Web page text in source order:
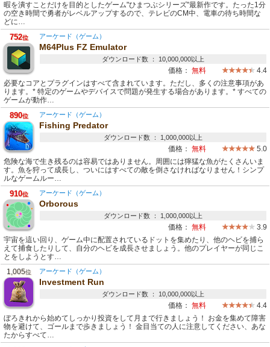
暇を潰すことだけを目的としたゲーム"ひまつぶシリーズ"最新作です。たった1分
の空き時間で勇者がレベルアップするので、テレビのCM中、電車の待ち時間な
どに…
752位 アーケード（ゲーム）
M64Plus FZ Emulator
ダウンロード数 ： 10,000,000以上
価格： 無料
4.4
必要なコアとプラグインはすべて含まれています。ただし、多くの注意事項があ
ります。* 特定のゲームやデバイスで問題が発生する場合があります。* すべての
ゲームが動作…
890位 アーケード（ゲーム）
Fishing Predator
ダウンロード数 ： 1,000,000以上
価格： 無料
5.0
危険な海で生き残るのは容易ではありません。周囲には獰猛な魚がたくさんいま
す。魚を狩って成長し、ついにはすべての敵を倒さなければなりません！シンプ
ルなゲームルー…
910位 アーケード（ゲーム）
Orborous
ダウンロード数 ： 1,000,000以上
価格： 無料
3.9
宇宙を這い回り、ゲーム中に配置されているドットを集めたり、他のヘビを捕ら
えて捕食したりして、自分のヘビを成長させましょう。他のプレイヤーが同じこ
とをしようとす…
1,005位 アーケード（ゲーム）
Investment Run
ダウンロード数 ： 10,000,000以上
価格： 無料
4.4
ぼろきれから始めてしっかり投資をして月まで行きましょう！ お金を集めて障害
物を避けて、ゴールまで歩きましょう！ 金目当ての人に注意してください、あな
たからすべて…